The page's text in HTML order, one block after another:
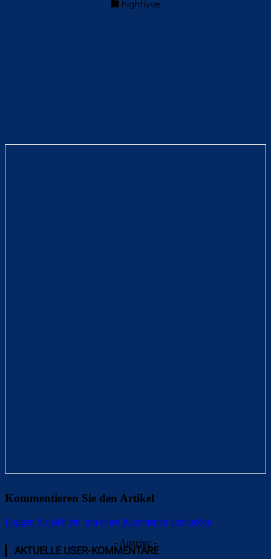
Kommentieren Sie den Artikel
Loggen Sie sich ein, um einen Kommentar abzugeben
- Anzeige -
AKTUELLE USER-KOMMENTARE